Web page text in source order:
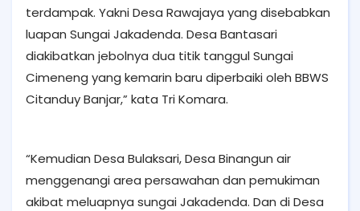
terdampak. Yakni Desa Rawajaya yang disebabkan
luapan Sungai Jakadenda. Desa Bantasari
diakibatkan jebolnya dua titik tanggul Sungai
Cimeneng yang kemarin baru diperbaiki oleh BBWS
Citanduy Banjar,” kata Tri Komara.
“Kemudian Desa Bulaksari, Desa Binangun air
menggenangi area persawahan dan pemukiman
akibat meluapnya sungai Jakadenda. Dan di Desa